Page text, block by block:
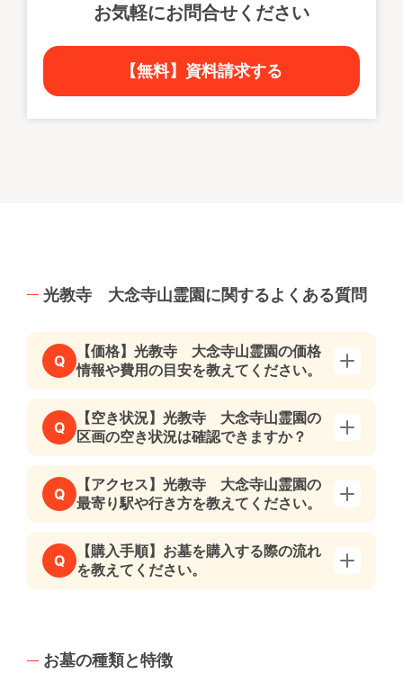
お気軽にお問合せください
【無料】資料請求する
光教寺 大念寺山霊園に関するよくある質問
Q
【価格】光教寺 大念寺山霊園の価格
情報や費用の目安を教えてください。
Q
【空き状況】光教寺 大念寺山霊園の
区画の空き状況は確認できますか？
Q
【アクセス】光教寺 大念寺山霊園の
最寄り駅や行き方を教えてください。
Q
【購入手順】お墓を購入する際の流れ
を教えてください。
お墓の種類と特徴